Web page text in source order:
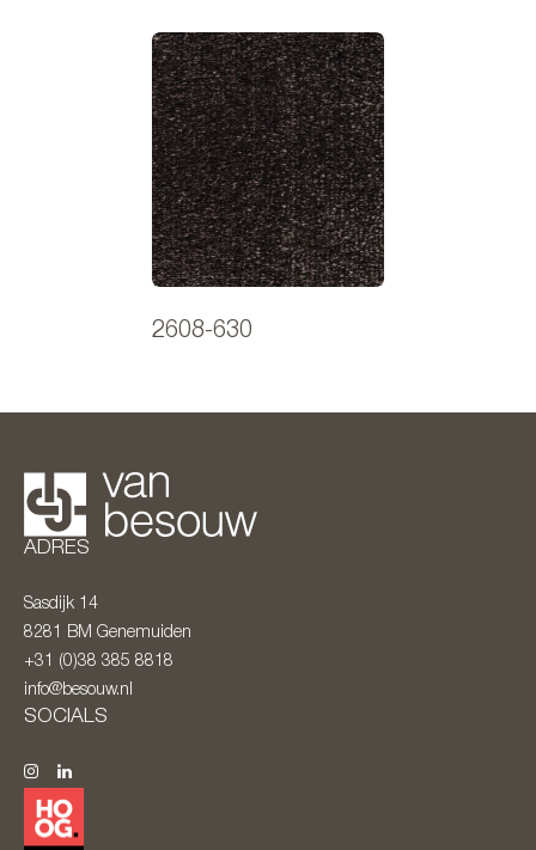
2608-630
ADRES
Sasdijk 14
8281 BM Genemuiden
+31 (0)38 385 8818
info@besouw.nl
SOCIALS